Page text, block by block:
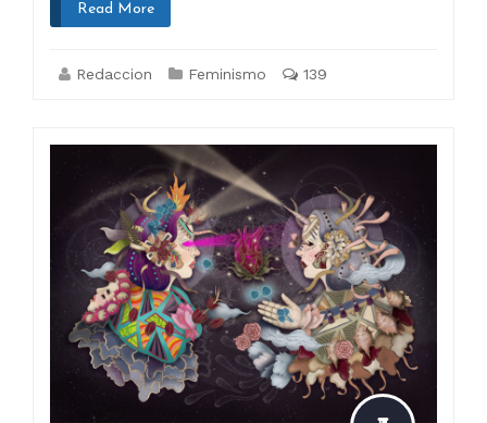
Read More
Redaccion Feminismo 139